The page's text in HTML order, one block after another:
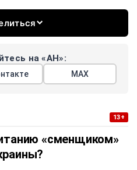
на «АН»:
МАХ
13+
«сменщиком»